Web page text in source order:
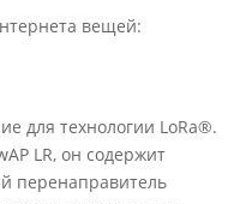
вещей:
для технологии LoRa®.
LR, он содержит
перенаправитель